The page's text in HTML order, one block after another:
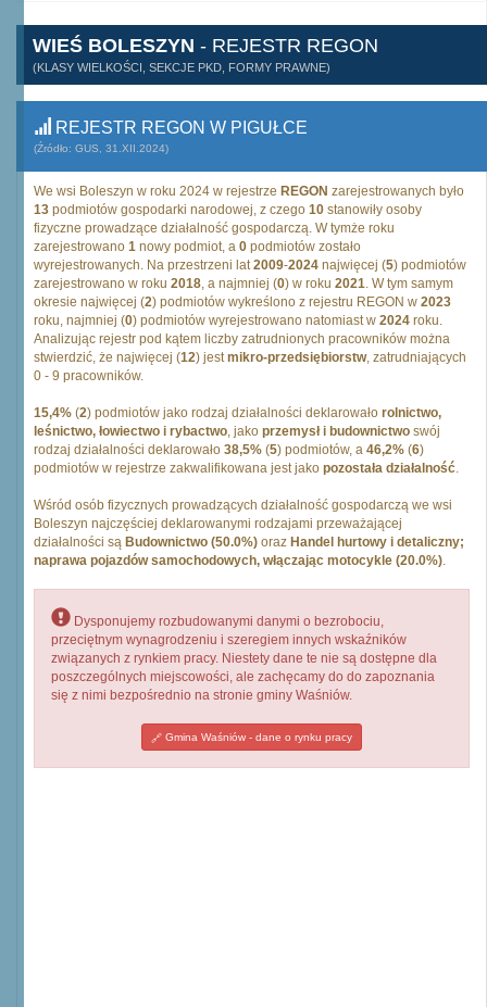
WIEŚ BOLESZYN - REJESTR REGON
(KLASY WIELKOŚCI, SEKCJE PKD, FORMY PRAWNE)
REJESTR REGON W PIGUŁCE
(Źródło: GUS, 31.XII.2024)
We wsi Boleszyn w roku 2024 w rejestrze REGON zarejestrowanych było
13 podmiotów gospodarki narodowej, z czego 10 stanowiły osoby
fizyczne prowadzące działalność gospodarczą. W tymże roku
zarejestrowano 1 nowy podmiot, a 0 podmiotów zostało
wyrejestrowanych. Na przestrzeni lat2009-2024 najwięcej (5) podmiotów
zarejestrowano w roku 2018, a najmniej (0) w roku 2021. W tym samym
okresie najwięcej (2) podmiotów wykreślono z rejestru REGON w 2023
roku, najmniej (0) podmiotów wyrejestrowano natomiast w 2024 roku.
Analizując rejestr pod kątem liczby zatrudnionych pracowników można
stwierdzić, że najwięcej (12) jestmikro-przedsiębiorstw, zatrudniających
0 - 9 pracowników.
15,4% (2) podmiotów jako rodzaj działalności deklarowało rolnictwo,
leśnictwo, łowiectwo i rybactwo, jako przemysł i budownictwo swój
rodzaj działalności deklarowało 38,5% (5) podmiotów, a 46,2% (6)
podmiotów w rejestrze zakwalifikowana jest jako pozostała działalność.
Wśród osób fizycznych prowadzących działalność gospodarczą we wsi
Boleszyn najczęściej deklarowanymi rodzajami przeważającej
działalności są Budownictwo (50.0%) oraz Handel hurtowy i detaliczny;
naprawa pojazdów samochodowych, włączając motocykle (20.0%).
Dysponujemy rozbudowanymi danymi o bezrobociu,
przeciętnym wynagrodzeniu i szeregiem innych wskaźników
związanych z rynkiem pracy. Niestety dane te nie są dostępne dla
poszczególnych miejscowości, ale zachęcamy do do zapoznania
się z nimi bezpośrednio na stronie gminy Waśniów.
Gmina Waśniów - dane o rynku pracy